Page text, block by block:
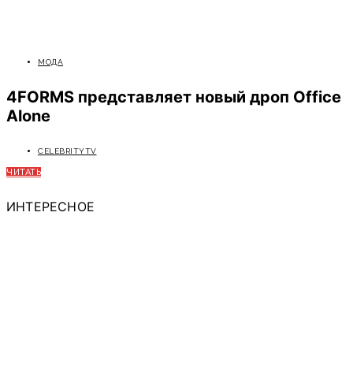
МОДА
4FORMS представляет новый дроп Office
Alone
CELEBRITYTV
ЧИТАТЬ
ИНТЕРЕСНОЕ